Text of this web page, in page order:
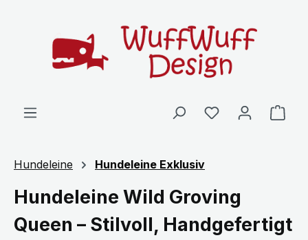
Hundeleine Hundeleine Exklusiv
Hundeleine Wild Groving
Queen – Stilvoll, Handgefertigt